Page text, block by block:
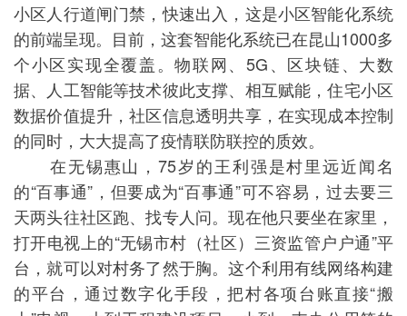
小区人行道闸门禁，快速出入，这是小区智能化系统
的前端呈现。目前，这套智能化系统已在昆山1000多
个小区实现全覆盖。物联网、5G、区块链、大数
据、人工智能等技术彼此支撑、相互赋能，住宅小区
数据价值提升，社区信息透明共享，在实现成本控制
的同时，大大提高了疫情联防联控的质效。
在无锡惠山，75岁的王利强是村里远近闻名
的“百事通”，但要成为“百事通”可不容易，过去要三
天两头往社区跑、找专人问。现在他只要坐在家里，
打开电视上的“无锡市村（社区）三资监管户户通”平
台，就可以对村务了然于胸。这个利用有线网络构建
的平台，通过数字化手段，把村各项台账直接“搬